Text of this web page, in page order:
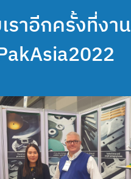
ราอีกครั้งที่งาน